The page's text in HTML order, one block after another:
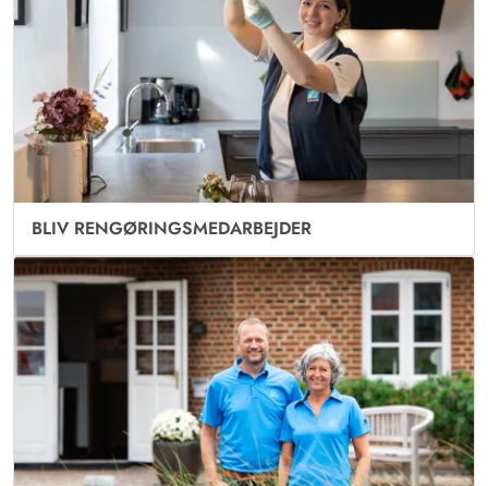
BLIV RENGØRINGSMEDARBEJDER